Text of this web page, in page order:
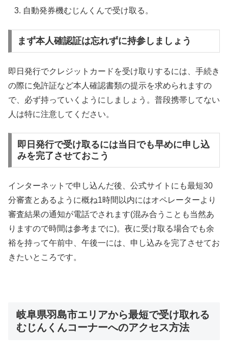
自動発券機むじんくんで受け取る。
まず本人確認証は忘れずに持参しましょう
即日発行でクレジットカードを受け取りするには、手続き
の際に免許証など本人確認書類の提示を求められますの
で、必ず持っていくようにしましょう。普段携帯してない
人は特に注意してください。
即日発行で受け取るには当日でも早めに申し込
みを完了させておこう
インターネットで申し込んだ後、公式サイトにも最短30
分審査とあるように概ね1時間以内にはオペレーターより
審査結果の通知が電話でされます(混み合うことも当然あ
りますので時間は参考までに)。夜に受け取る場合でも余
裕を持って午前中、午後一には、申し込みを完了させてお
きたいところです。
岐阜県羽島市エリアから最短で受け取れる
むじんくんコーナーへのアクセス方法